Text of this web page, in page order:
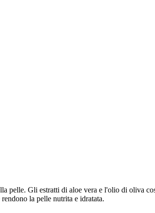
pelle. Gli estratti di aloe vera e l'olio di oliva
la pelle nutrita e idratata.